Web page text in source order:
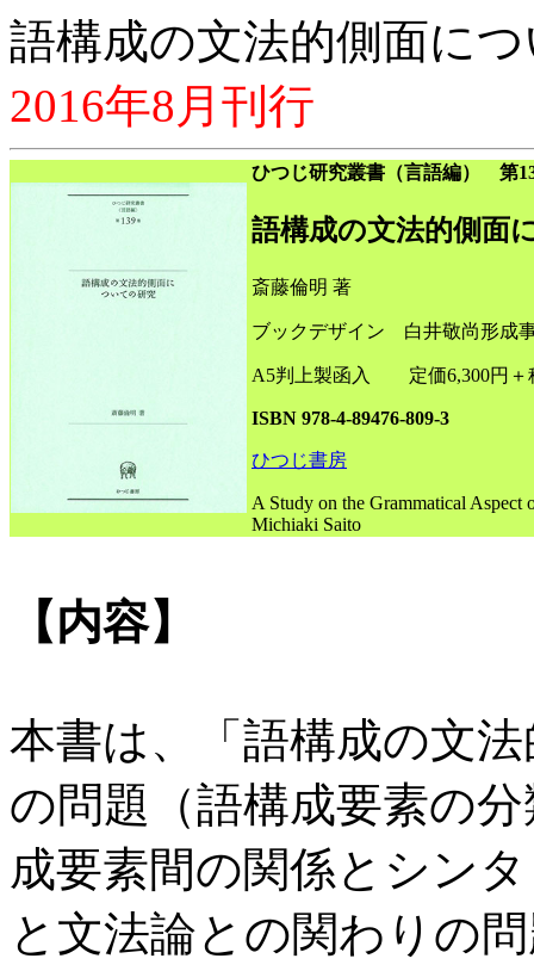
語構成の文法的側面に
2016年8月刊行
ひつじ研究叢書（言語編） 第
語構成の文法的側面
斎藤倫明 著
ブックデザイン 白井敬尚形成
A5判上製函入 定価6,300円＋
ISBN 978-4-89476-809-3
ひつじ書房
A Study on the Grammatical Aspect
Michiaki Saito
【内容】
本書は、「語構成の文
の問題（語構成要素の
成要素間の関係とシン
と文法論との関わりの